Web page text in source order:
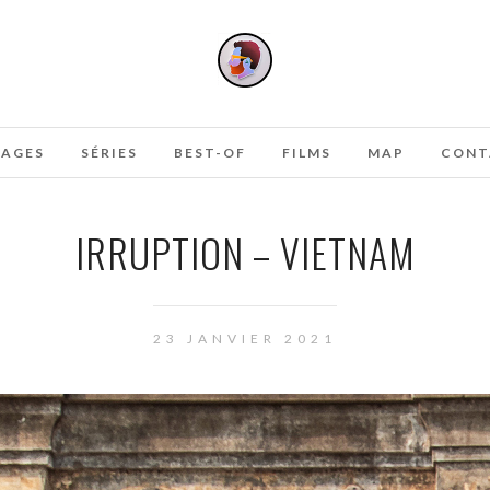
SÉRIES BEST-OF FILMS MAP
IRRUPTION – VIETNAM
23 JANVIER 2021